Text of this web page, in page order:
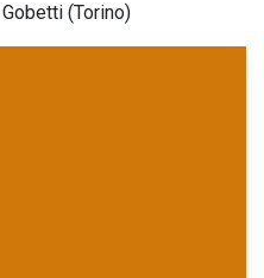
(Torino)